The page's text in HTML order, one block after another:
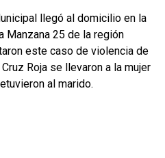
llegó al domicilio en la
Manzana 25 de la región
este caso de violencia de
Roja se llevaron a la mujer
al marido.